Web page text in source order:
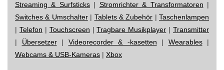
Streaming & Surfsticks| Stromrichter & Transformatoren |
Switches & Umschalter| Tablets & Zubehör | Taschenlampen
| Telefon | Touchscreen |Tragbare Musikplayer | Transmitter
| Übersetzer| Videorecorder & -kasetten | Wearables|
Webcams & USB-Kameras | Xbox